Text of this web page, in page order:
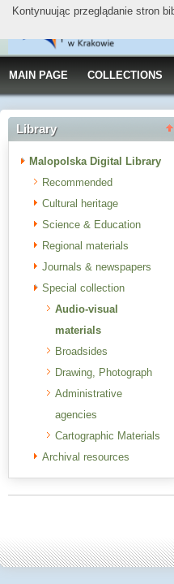
MAIN PAGE COLLECTIONS
Library
Malopolska Digital Library
Recommended
Cultural heritage
Science & Education
Regional materials
Journals & newspapers
Special collection
Audio-visual
materials
Broadsides
Drawing, Photograph
Administrative
agencies
Cartographic Materials
Archival resources
Kontynuując przeglądanie stron